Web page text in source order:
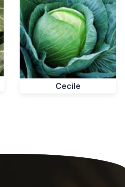
Cecile